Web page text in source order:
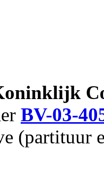
BV-03-
(partituur